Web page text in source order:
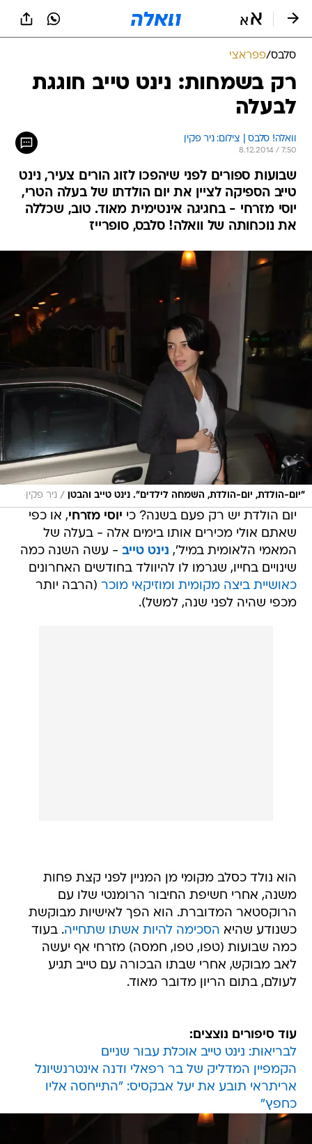
סלבס/פפראצי
רק בשמחות: נינט טייב חוגגת
לבעלה
וואלה! סלבס | צילום: ניר פקין
8.12.2014 / 7:50
שבועות ספורים לפני שיהפכו לזוג הורים צעיר, נינט
טייב הספיקה לציין את יום הולדתו של בעלה הטרי,
יוסי מזרחי - בחגיגה אינטימית מאוד. טוב, שכללה
את נוכחותה של וואלה! סלבס, סופרייז
"יום-הולדת, יום-הולדת, השמחה לילדים". נינט טייב והבטן / ניר פקין
יום הולדת יש רק פעם בשנה? כי יוסי מזרחי, או כפי
שאתם אולי מכירים אותו בימים אלה - בעלה של
המאמי הלאומית במיל', נינט טייב - עשה השנה כמה
שינויים בחייו, שגרמו לו להיוולד בחודשים האחרונים
כאושיית ביצה מקומית ומוזיקאי מוכר (הרבה יותר
מכפי שהיה לפני שנה, למשל).
הוא נולד כסלב מקומי מן המניין לפני קצת פחות
משנה, אחרי חשיפת החיבור הרומנטי שלו עם
הרוקסטאר המדוברת. הוא הפך לאישיות מבוקשת
כשנודע שהיא הסכימה להיות אשתו שתחייה. בעוד
כמה שבועות (טפו, טפו, חמסה) מזרחי אף יעשה
לאב מבוקש, אחרי שבתו הבכורה עם טייב תגיע
לעולם, בתום הריון מדובר מאוד.
עוד סיפורים נוצצים:
לבריאות: נינט טייב אוכלת עבור שניים
הקמפיין המדליק של בר רפאלי ודנה אינטרנשיונל
אריתראי תובע את יעל אבקסיס: "התייחסה אליו
כחפץ"